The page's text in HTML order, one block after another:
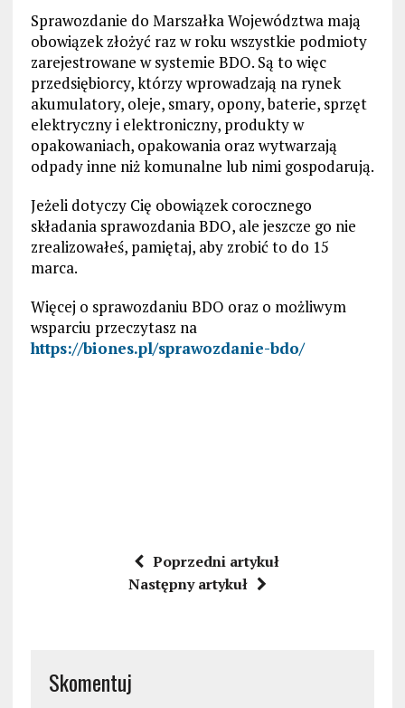
Sprawozdanie do Marszałka Województwa mają
obowiązek złożyć raz w roku wszystkie podmioty
zarejestrowane w systemie BDO. Są to więc
przedsiębiorcy, którzy wprowadzają na rynek
akumulatory, oleje, smary, opony, baterie, sprzęt
elektryczny i elektroniczny, produkty w
opakowaniach, opakowania oraz wytwarzają
odpady inne niż komunalne lub nimi gospodarują.
Jeżeli dotyczy Cię obowiązek corocznego
składania sprawozdania BDO, ale jeszcze go nie
zrealizowałeś, pamiętaj, aby zrobić to do 15
marca.
Więcej o sprawozdaniu BDO oraz o możliwym
wsparciu przeczytasz na
https://biones.pl/sprawozdanie-bdo/
Poprzedni artykuł
Następny artykuł
Skomentuj